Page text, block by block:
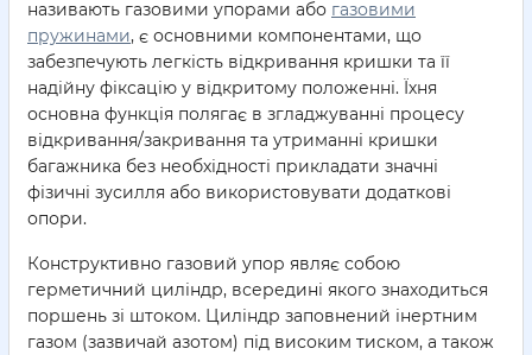
називають газовими упорами або газовими
пружинами, є основними компонентами, що
забезпечують легкість відкривання кришки та її
надійну фіксацію у відкритому положенні. Їхня
основна функція полягає в згладжуванні процесу
відкривання/закривання та утриманні кришки
багажника без необхідності прикладати значні
фізичні зусилля або використовувати додаткові
опори.
Конструктивно газовий упор являє собою
герметичний циліндр, всередині якого знаходиться
поршень зі штоком. Циліндр заповнений інертним
газом (зазвичай азотом) під високим тиском, а також